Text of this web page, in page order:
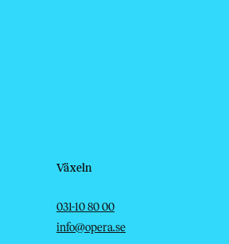
Växeln
Telefon
031-10 80 00
E-post
info@opera.se